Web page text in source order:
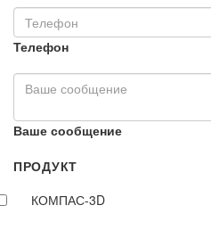
Телефон
Ваше сообщение
ПРОДУКТ
КОМПАС-3D